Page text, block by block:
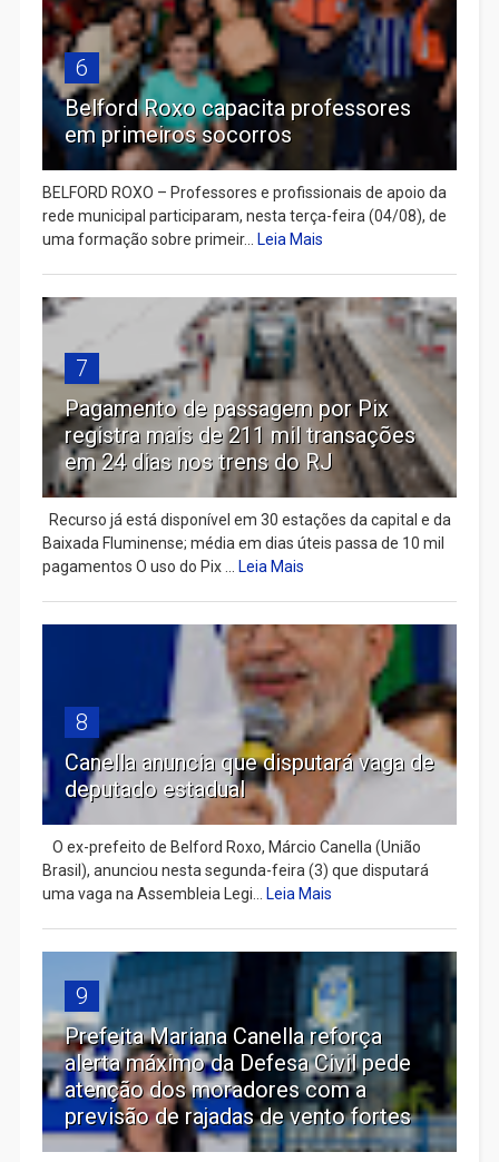
6
Belford Roxo capacita professores
em primeiros socorros
BELFORD ROXO – Professores e profissionais de apoio da
rede municipal participaram, nesta terça-feira (04/08), de
uma formação sobre primeir... Leia Mais
7
Pagamento de passagem por Pix
registra mais de 211 mil transações
em 24 dias nos trens do RJ
Recurso já está disponível em 30 estações da capital e da
Baixada Fluminense; média em dias úteis passa de 10 mil
pagamentos O uso do Pix ... Leia Mais
8
Canella anuncia que disputará vaga de
deputado estadual
​ O ex-prefeito de Belford Roxo, Márcio Canella (União
Brasil), anunciou nesta segunda-feira (3) que disputará
uma vaga na Assembleia Legi... Leia Mais
9
Prefeita Mariana Canella reforça
alerta máximo da Defesa Civil pede
atenção dos moradores com a
previsão de rajadas de vento fortes